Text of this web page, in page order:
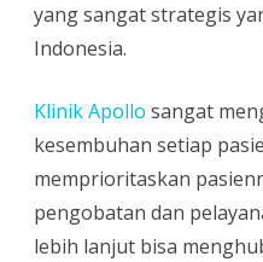
yang sangat strategis
Indonesia.
Klinik Apollo sangat
kesembuhan setiap
memprioritaskan
pengobatan dan
lebih lanjut bisa